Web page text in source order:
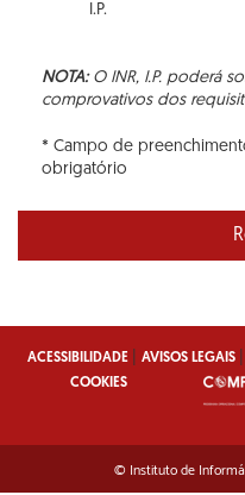
I.P.
NOTA:O INR, I.P. poderá
comprovativos dos
* Campo de
obrigatório
ACESSIBILIDADE | AVISOS LEGAIS |
COOKIES
© Instituto de